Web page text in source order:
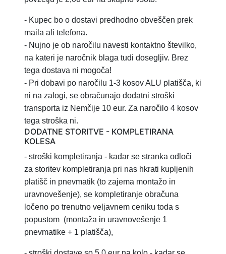
- Kupec bo o dostavi predhodno obveščen prek
maila ali telefona.
- Nujno je ob naročilu navesti kontaktno številko,
na kateri je naročnik blaga tudi dosegljiv. Brez
tega dostava ni mogoča!
- Pri dobavi po naročilu 1-3 kosov ALU platišča, ki
ni na zalogi, se obračunajo dodatni stroški
transporta iz Nemčije 10 eur. Za naročilo 4 kosov
tega stroška ni.
DODATNE STORITVE - KOMPLETIRANA
KOLESA
- stroški kompletiranja - kadar se stranka odloči
za storitev kompletiranja pri nas hkrati kupljenih
platišč in pnevmatik (to zajema montažo in
uravnovešenje), se kompletiranje obračuna
ločeno po trenutno veljavnem ceniku toda s
popustom (montaža in uravnovešenje 1
pnevmatike + 1 platišča),